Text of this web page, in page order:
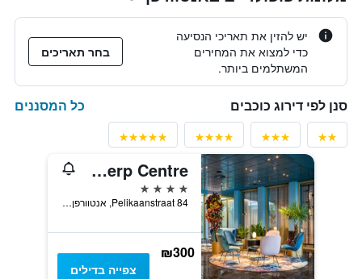
יש להזין את תאריכי הנסיעה
כדי למצוא את המחירים
המשתלמים ביותר.
בחר תאריכים
סנן לפי דירוג כוכבים כל המסננים
NH Collection Antwerp Centre
4 כוכבים
Pelikaanstraat 84, אנטוורפן, בלגיה
₪300
צפייה בדילים